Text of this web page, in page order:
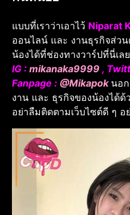
แบบที่เราว่าเอาไว้ Niparat
ออนไลน์ และ งานธุรกิจส่ว
น้องได้ที่ช่องทางวาร์ปที่นี่เลย
IG : mikanaka9999 ,
Fanpage : @Mikapok นอ
งาน และ ธุรกิจของน้องได้
อย่าลืมติดตามเว็บไซต์ดี ๆ อ